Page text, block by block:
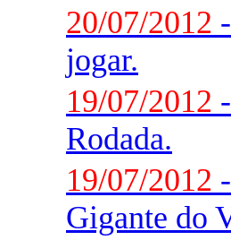
20/07/2012
jogar.
19/07/2012
Rodada.
19/07/2012
Gigante do